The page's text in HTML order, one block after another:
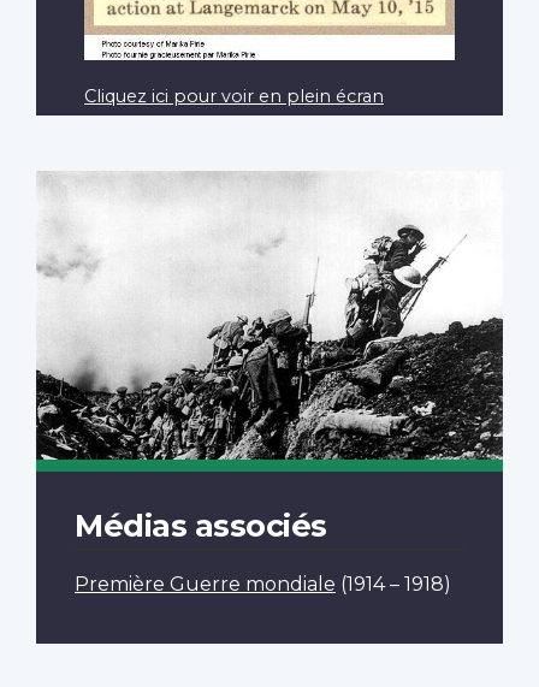
Cliquez ici pour voir en plein écran
Médias associés
Première Guerre mondiale (1914 – 1918)